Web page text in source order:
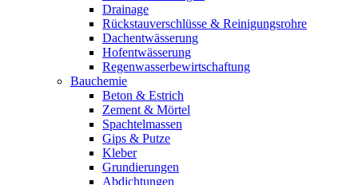
Drainage
Rückstauverschlüsse & Reinigungsrohre
Dachentwässerung
Hofentwässerung
Regenwasserbewirtschaftung
Bauchemie
Beton & Estrich
Zement & Mörtel
Spachtelmassen
Gips & Putze
Kleber
Grundierungen
Abdichtungen